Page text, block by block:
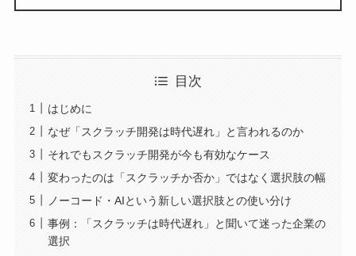
目次
はじめに
なぜ「スクラッチ開発は時代遅れ」と言われるのか
それでもスクラッチ開発が今も有効なケース
変わったのは「スクラッチか否か」ではなく選択肢の幅
ノーコード・AIという新しい選択肢との使い分け
事例：「スクラッチは時代遅れ」と聞いて迷った企業の
選択